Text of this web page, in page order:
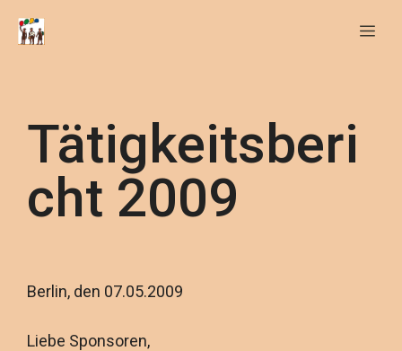
Tätigkeitsberi
cht 2009
Berlin, den 07.05.2009
Liebe Sponsoren,